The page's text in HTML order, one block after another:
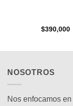
$390,000
NOSOTROS
Nos enfocamos